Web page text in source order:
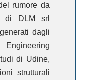
rumore da
di DLM srl
dagli
di Udine,
strutturali